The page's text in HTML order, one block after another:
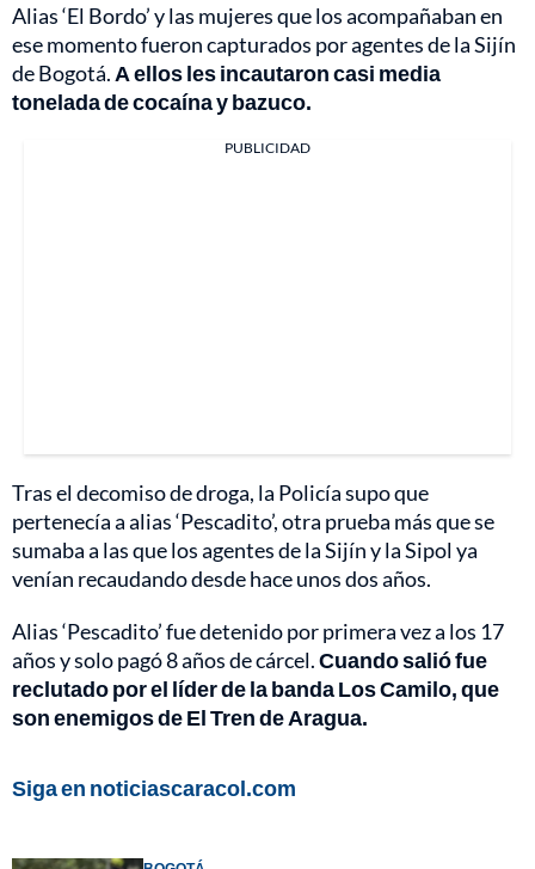
Alias ‘El Bordo’ y las mujeres que los acompañaban en
ese momento fueron capturados por agentes de la Sijín
de Bogotá. A ellos les incautaron casi media
tonelada de cocaína y bazuco.
PUBLICIDAD
Tras el decomiso de droga, la Policía supo que
pertenecía a alias ‘Pescadito’, otra prueba más que se
sumaba a las que los agentes de la Sijín y la Sipol ya
venían recaudando desde hace unos dos años.
Alias ‘Pescadito’ fue detenido por primera vez a los 17
años y solo pagó 8 años de cárcel.Cuando salió fue
reclutado por el líder de la banda Los Camilo, que
son enemigos de El Tren de Aragua.
Siga en noticiascaracol.com